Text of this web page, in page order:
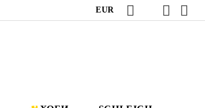
EUR